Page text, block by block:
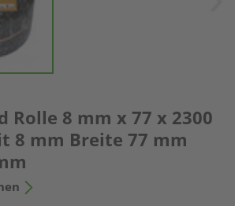
Rolle 8 mm x 77 x 2300
8 mm Breite 77 mm